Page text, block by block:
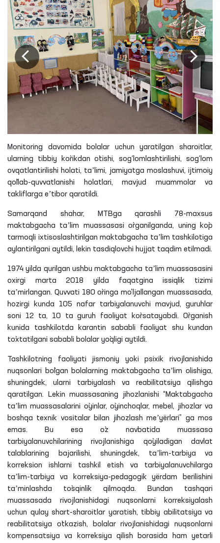
Monitoring davomida bolalar uchun yaratilgan sharoitlar,
ularning tibbiy ko`rikdan o`tishi, sog‘lomlashtirilishi, sog‘lom
ovqatlantirilishi holati, taʼlimi, jamiyatga moslashuvi, ijtimoiy
qo`llab-quvvatlanishi holatlari, mavjud muammolar va
takliflarga eʼtibor qaratildi.
Samarqand shahar, MTBga qarashli 78-maxsus
maktabgacha taʼlim muassasasi o`rganilganda, uning ko`p
tarmoqli ixtisoslashtirilgan maktabgacha taʼlim tashkilotiga
aylantirilgani aytildi, lekin tasdiqlovchi hujjat taqdim etilmadi.
1974 yilda qurilgan ushbu maktabgacha taʼlim muassasasini
oxirgi marta 2018 yilda faqatgina issiqlik tizimi
taʼmirlangan. Quvvati 180 o`ringa mo'ljallangan muassasada,
hozirgi kunda 105 nafar tarbiyalanuvchi mavjud, guruhlar
soni 12 ta, 10 ta guruh faoliyat ko`rsatayabdi. O`rganish
kunida tashkilotda karantin sababli faoliyat shu kundan
to`xtatilgani sababli bolalar yo`qligi aytildi.
Tashkilotning faoliyati jismoniy yоki psixik rivojlanishida
nuqsonlari bo`lgan bolalarning maktabgacha taʼlim olishiga,
shuningdek, ularni tarbiyalash va reabilitatsiya qilishga
qaratilgan. Lekin muassasaning jihozlanishi “Maktabgacha
taʼlim muassasalarini o`yinlar, o`yinchoqlar, mebel, jihozlar va
boshqa texnik vositalar bilan jihozlash meʼyërlari” ga mos
emas. Bu esa o`z navbatida muassasa
tarbiyalanuvchilarining rivojlanishiga qo`yiladigan davlat
talablarining bajarilishi, shuningdek, taʼlim-tarbiya va
korreksion ishlarni tashkil etish va tarbiyalanuvchilarga
taʼlim-tarbiya va korreksiya-pedagogik yërdam berilishini
taʼminlashda tо`sqinlik qilmoqda. Bundan tashqari
muassasada rivojlanishidagi nuqsonlarni korreksiyalash
uchun qulay shart-sharoitlar yaratish, tibbiy abilitatsiya va
reabilitatsiya o`tkazish, bolalar rivojlanishidagi nuqsonlarni
kompensatsiya va korreksiya qilish borasida ham yetarli